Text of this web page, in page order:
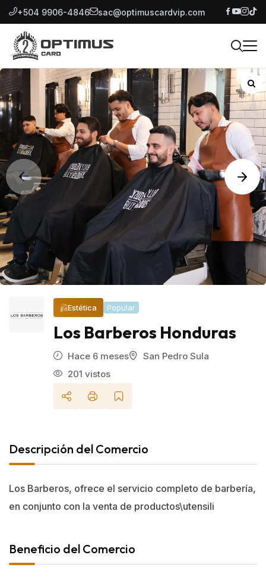
+504 9906-4846 sac@optimuscardvip.com
Estética Popular
Los Barberos Honduras
Hace 6 meses
San Pedro Sula
201 vistos
Descripción del Comercio
Los Barberos, ofrece el servicio completo de barbería,
en conjunto con la venta de productos\utensili
Beneficio del Comercio